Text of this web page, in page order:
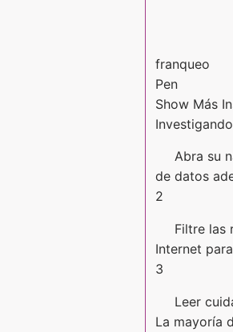
franqueo
Pen
Show Más
Abra su
de datos
2
Filtre las
Internet
3
Leer
La mayoría